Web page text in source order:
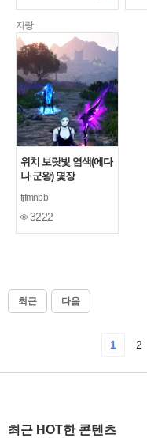
자랑
위치 보랏빛 염색(에다
나 군왕) 몇장
fjfmnbb
3222
최근 다음
1 2
최근 HOT한 콘텐츠